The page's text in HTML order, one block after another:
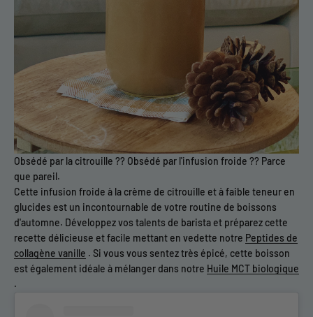
Obsédé par la citrouille ?? Obsédé par l'infusion froide ?? Parce
que pareil.
Cette infusion froide à la crème de citrouille et à faible teneur en
glucides est un incontournable de votre routine de boissons
d'automne. Développez vos talents de barista et préparez cette
recette délicieuse et facile mettant en vedette notre Peptides de
collagène vanille . Si vous vous sentez très épicé, cette boisson
est également idéale à mélanger dans notre Huile MCT biologique
.